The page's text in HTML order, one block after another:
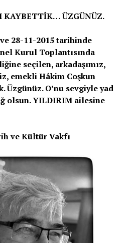
KAYBETTİK… ÜZGÜNÜZ.
28-11-2015 tarihinde
Kurul Toplantısında
seçilen, arkadaşımız,
emekli Hâkim Coşkun
Üzgünüz. O’nu sevgiyle yad
olsun. YILDIRIM ailesine
ve Kültür Vakfı